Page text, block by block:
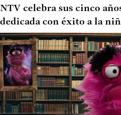
NTV celebra sus cinco
dedicada con éxito a la